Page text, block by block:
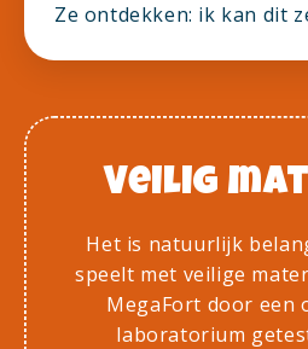
Ze ontdekken: ik kan dit
Veilig
Het is natuurlijk
speelt met veilige
MegaFort door een
laboratorium